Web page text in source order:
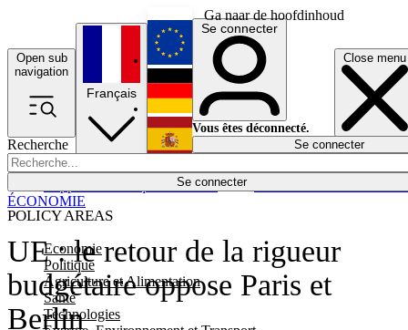
Ga naar de hoofdinhoud
Open sub
navigation
Close menu
Recherche
Se connecter
POLICY AREAS
Economie
Politique
Agriculture et Alimentation
Santé
Technologies
Économie
Français
English
Deutsch
Español
Se connecter
Vous êtes déconnecté.
Se connecter
UE : le retour de la rigueur
budgétaire oppose Paris et
Berlin
ÉCONOMIE